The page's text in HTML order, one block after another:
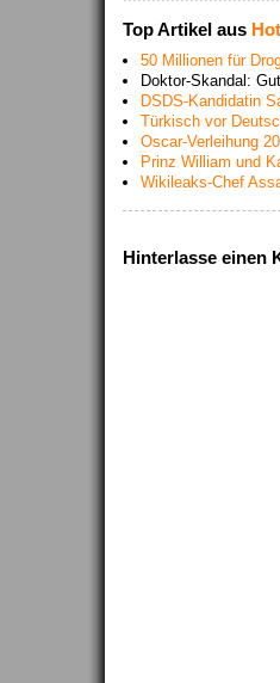
Top Artikel aus
50 Millionen für
Doktor-Skandal:
DSDS-Kandidatin
Türkisch vor
Oscar-Verleihung
Prinz William und
Wikileaks-Chef
Hinterlasse einen